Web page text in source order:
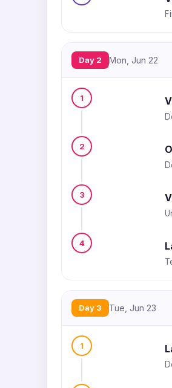
Day 2 Mon, Jun 22
1
2
3
4
Day 3 Tue, Jun 23
1